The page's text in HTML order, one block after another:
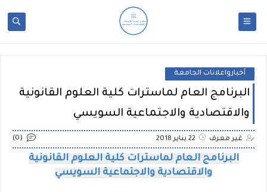
أخبارواعلانات الجامعة
البرنامج العام لماسترات كلية العلوم القانونية
والاقتصادية والاجتماعية السويسي
غير معرف 22 يناير 2018 (0)
البرنامج العام لماسترات كلية العلوم القانونية
والاقتصادية والاجتماعية السويسي